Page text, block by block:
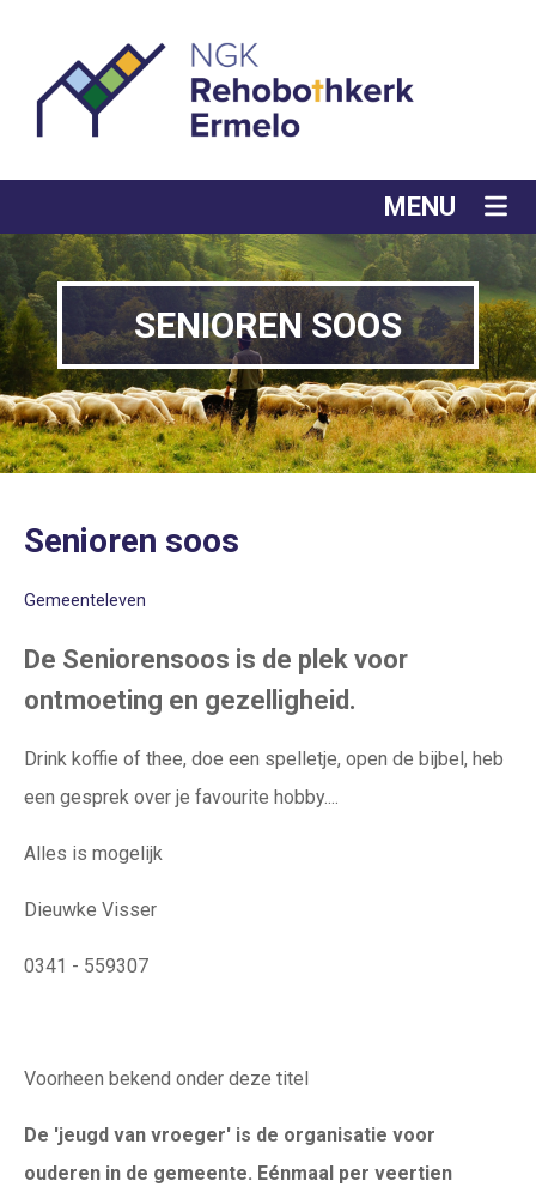
MENU
SENIOREN SOOS
Senioren soos
Gemeenteleven
De Seniorensoos is de plek voor
ontmoeting en gezelligheid.
Drink koffie of thee, doe een spelletje, open de bijbel, heb
een gesprek over je favourite hobby....
Alles is mogelijk
Dieuwke Visser
0341 - 559307
Voorheen bekend onder deze titel
De 'jeugd van vroeger' is de organisatie voor
ouderen in de gemeente. Eénmaal per veertien